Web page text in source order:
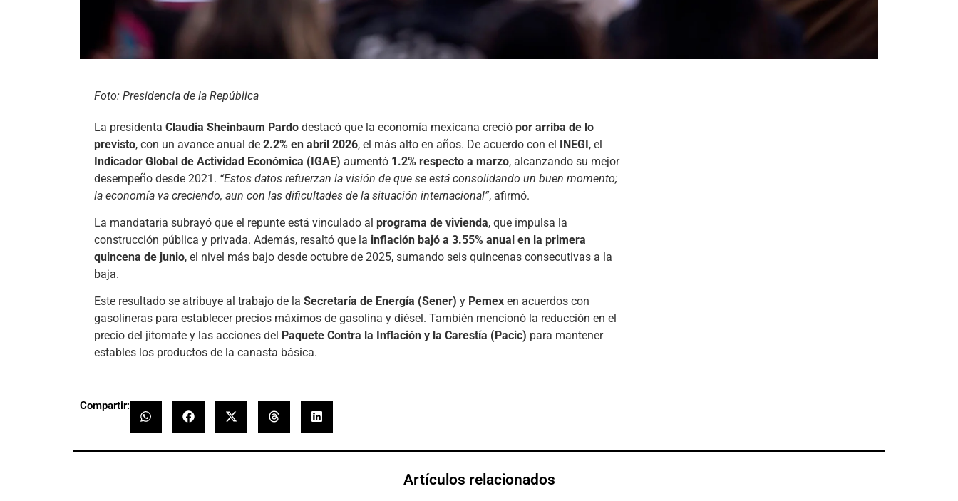
Foto: Presidencia de la República
La presidenta Claudia Sheinbaum Pardo destacó que la economía mexicana creció por arriba de lo
previsto, con un avance anual de 2.2% en abril 2026, el más alto en años. De acuerdo con el INEGI, el
Indicador Global de Actividad Económica (IGAE) aumentó 1.2% respecto a marzo, alcanzando su mejor
desempeño desde 2021. “Estos datos refuerzan la visión de que se está consolidando un buen momento;
la economía va creciendo, aun con las dificultades de la situación internacional”, afirmó.
La mandataria subrayó que el repunte está vinculado al programa de vivienda, que impulsa la
construcción pública y privada. Además, resaltó que la inflación bajó a 3.55% anual en la primera
quincena de junio, el nivel más bajo desde octubre de 2025, sumando seis quincenas consecutivas a la
baja.
Este resultado se atribuye al trabajo de la Secretaría de Energía (Sener) y Pemex en acuerdos con
gasolineras para establecer precios máximos de gasolina y diésel. También mencionó la reducción en el
precio del jitomate y las acciones del Paquete Contra la Inflación y la Carestía (Pacic) para mantener
estables los productos de la canasta básica.
Compartir:
Artículos relacionados